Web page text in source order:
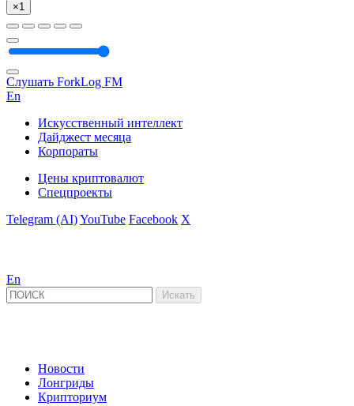
×1
Слушать ForkLog FM
En
Искусственный интеллект
Дайджест месяца
Корпораты
Цены криптовалют
Спецпроекты
Telegram (AI)YouTube Facebook X
En
Новости
Лонгриды
Крипториум